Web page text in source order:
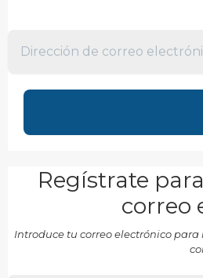
Regístrate
correo
Introduce tu correo electrónico